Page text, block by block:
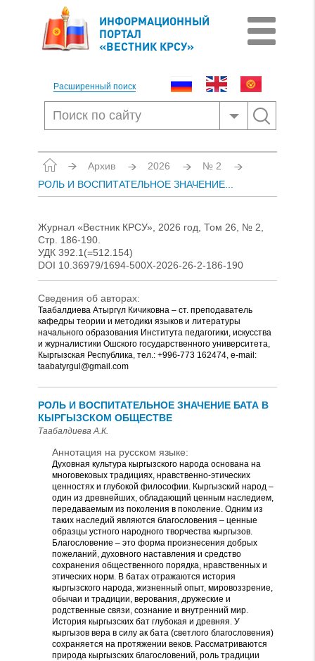
ИНФОРМАЦИОННЫЙ
ПОРТАЛ
«ВЕСТНИК КРСУ»
Расширенный поиск
Архив 2026
№ 2
РОЛЬ И ВОСПИТАТЕЛЬНОЕ ЗНАЧЕНИЕ...
Журнал «Вестник КРСУ», 2026 год, Том 26, № 2,
Стр. 186-190.
УДК 392.1(=512.154)
DOI 10.36979/1694-500X-2026-26-2-186-190
Сведения об авторах:
Таабалдиева Атыргүл Кичиковна – ст. преподаватель
кафедры теории и методики языков и литературы
начального образования Института педагогики, искусства
и журналистики Ошского государственного университета,
Кыргызская Республика, тел.: +996-773 162474, e-mail:
taabatyrgul@gmail.com
РОЛЬ И ВОСПИТАТЕЛЬНОЕ ЗНАЧЕНИЕ БАТА В
КЫРГЫЗСКОМ ОБЩЕСТВЕ
Таабалдиева А.К.
Аннотация на русском языке:
Духовная культура кыргызского народа основана на
многовековых традициях, нравственно-этических
ценностях и глубокой философии. Кыргызский народ –
один из древнейших, обладающий ценным наследием,
передаваемым из поколения в поколение. Одним из
таких наследий являются благословения – ценные
образцы устного народного творчества кыргызов.
Благословение – это форма произнесения добрых
пожеланий, духовного наставления и средство
сохранения общественного порядка, нравственных и
этических норм. В батах отражаются история
кыргызского народа, жизненный опыт, мировоззрение,
обычаи и традиции, верования, дружеские и
родственные связи, сознание и внутренний мир.
История кыргызских бат глубокая и древняя. У
кыргызов вера в силу ак бата (светлого благословения)
сохраняется на протяжении веков. Рассматриваются
природа кыргызских благословений, роль традиции